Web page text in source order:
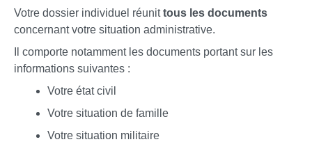
Votre dossier individuel réunit tous les documents
concernant votre situation administrative.
Il comporte notamment les documents portant sur les
informations suivantes :
Votre état civil
Votre situation de famille
Votre situation militaire